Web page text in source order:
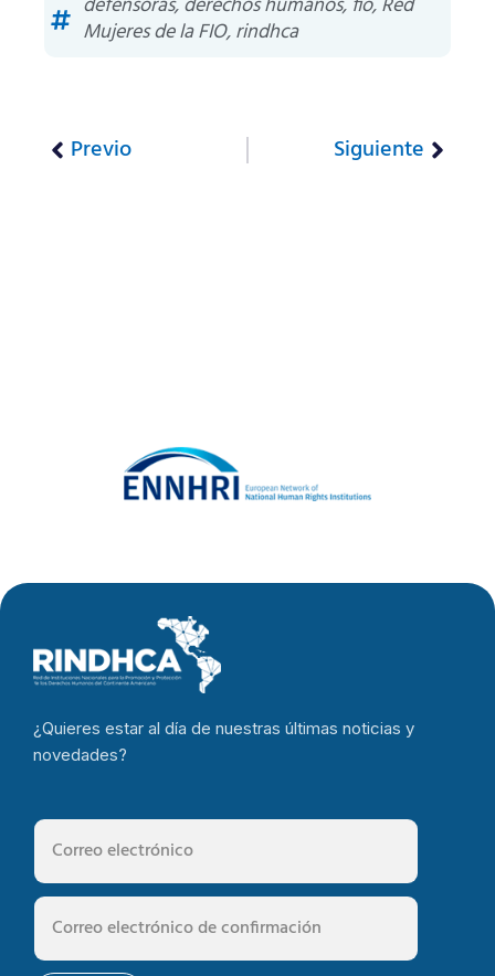
Mujeres de la FIO,rindhca
Previo Siguiente
¿Quieres estar al día de nuestras últimas noticias y
novedades?